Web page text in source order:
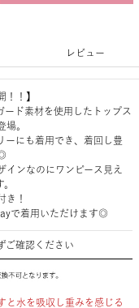
レビュー
！！】
ード素材を使用したトップス
場。
ーにも着用でき、着回し豊
インなのにワンピース見え
き！
で着用いただけます◎
ご確認ください
と水を吸収し重みを感じる